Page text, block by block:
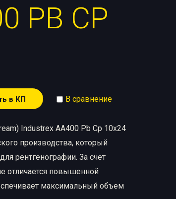
PB CP
в КП В сравнение
Industrex AA400 Pb Cp 10х24
производства, который
рентгенографии. За счет
отличается повышенной
максимальный объем